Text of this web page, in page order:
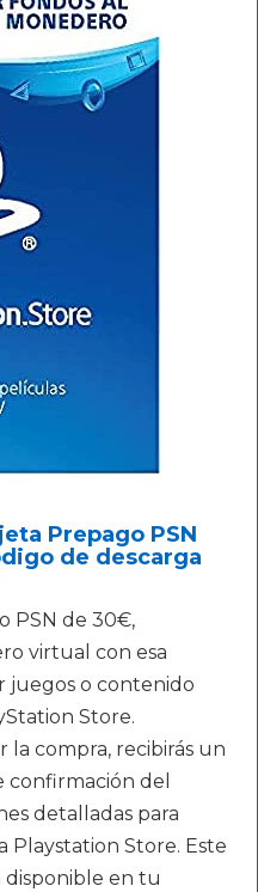
Prepago PSN
de descarga
PSN de 30€,
virtual con esa
juegos o contenido
Store.
la compra, recibirás un
confirmación del
detalladas para
Playstation Store. Este
disponible en tu